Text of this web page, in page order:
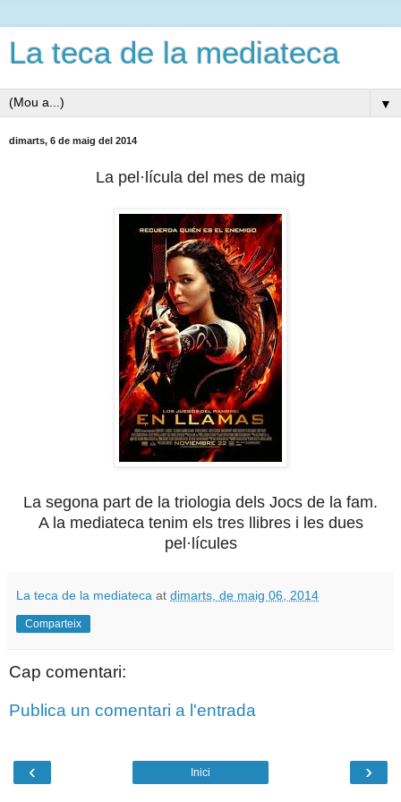
La teca de la mediateca
▼
dimarts, 6 de maig del 2014
La pel·lícula del mes de maig
La segona part de la triologia dels Jocs de la fam.
A la mediateca tenim els tres llibres i les dues
pel·lícules
La teca de la mediateca at dimarts, de maig 06, 2014
Comparteix
Cap comentari:
Publica un comentari a l'entrada
‹ ›
Inici